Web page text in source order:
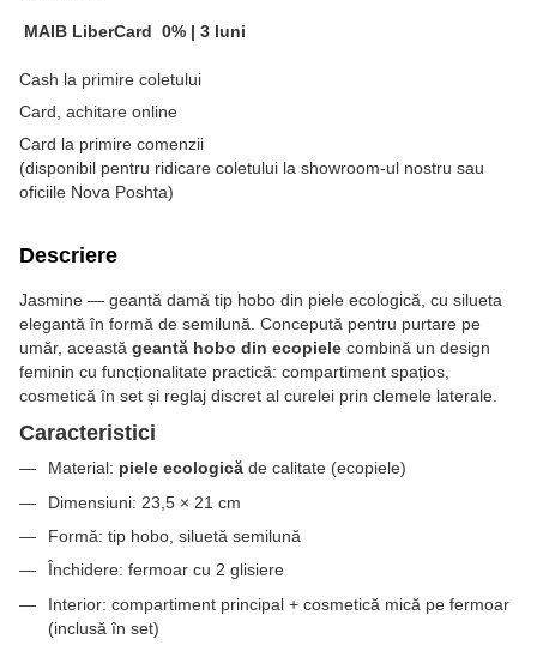
MAIB LiberCard 0% | 3 luni
Cash la primire coletului
Card, achitare online
Card la primire comenzii
(disponibil pentru ridicare coletului la showroom-ul nostru sau
oficiile Nova Poshta)
Descriere
Jasmine — geantă damă tip hobo din piele ecologică, cu silueta
elegantă în formă de semilună. Concepută pentru purtare pe
umăr, această geantă hobo din ecopiele combină un design
feminin cu funcționalitate practică: compartiment spațios,
cosmetică în set și reglaj discret al curelei prin clemele laterale.
Caracteristici
Material: piele ecologică de calitate (ecopiele)
Dimensiuni: 23,5 × 21 cm
Formă: tip hobo, siluetă semilună
Închidere: fermoar cu 2 glisiere
Interior: compartiment principal + cosmetică mică pe fermoar
(inclusă în set)